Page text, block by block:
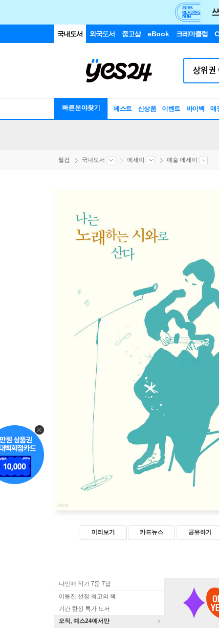
국내도서 외국도서 중고샵 eBook 크레마클럽
빠른분야찾기 베스트 신상품 이벤트 바이백 매
웰컴 국내도서 에세이 예술 에세이
미리보기 카드뉴스 공유하기
나민애 작가 7문 7답
이동진 선정 최고의 책
기간 한정 특가 도서
오직, 예스24에서만